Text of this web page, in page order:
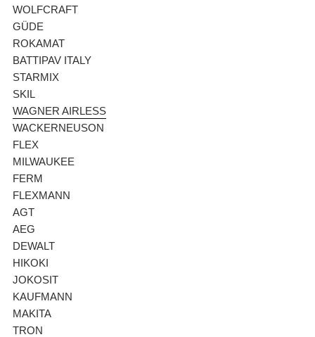
WOLFCRAFT
GÜDE
ROKAMAT
BATTIPAV ITALY
STARMIX
SKIL
WAGNER AIRLESS
WACKERNEUSON
FLEX
MILWAUKEE
FERM
FLEXMANN
AGT
AEG
DEWALT
HIKOKI
JOKOSIT
KAUFMANN
MAKITA
TRON